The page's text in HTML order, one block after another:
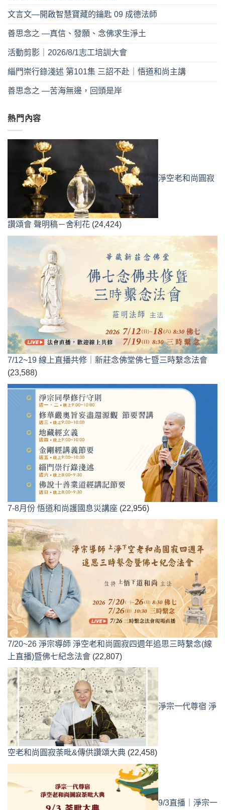
文言文—開啟智慧寶藏的鑰匙 09 成德法師
善思念之 —真信、發願、念佛求生淨土
活動剪影｜2026/8/1志工培訓大會
緇門崇行錄淺述 第101集 三詔不赴｜悟道和尚主講
善思念之 —苦海無邊，回頭是岸
熱門內容
淨空老和尚圓寂
讚頌會 聲明稿－舍利花 (24,424)
7/12~19 線上直播共修｜新莊念佛堂佛七暨三時繫念法會
(23,588)
7-8月份 悟道和尚護國息災講座 (22,956)
7/20~26 淨宗導師 淨空老和尚圓寂四週年追思三時繫念(線
上直播)暨佛七紀念法會 (22,807)
淨宗一代尊宿 淨
空老和尚圓寂荼毗&傳供讚頌大典 (22,458)
9/3直播｜淨宗一